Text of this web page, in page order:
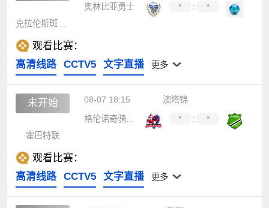
奥林比亚勇士
* :
*
克拉伦斯斑马后备队
观看比赛：
高清线路
CCTV5 文字直播 更多
未开始 08-07 18:15
澳塔锦
格伦诺奇骑士后备队
* :
*
霍巴特联
观看比赛：
高清线路
CCTV5 文字直播 更多